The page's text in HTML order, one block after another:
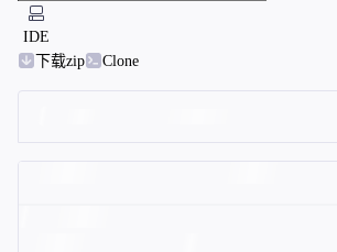
IDE
下载zip
Clone